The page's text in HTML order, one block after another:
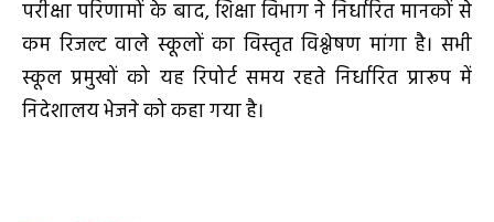
परीक्षा परिणामों के बाद, शिक्षा विभाग ने निर्धारित मानकों से
कम रिजल्ट वाले स्कूलों का विस्तृत विश्लेषण मांगा है। सभी
स्कूल प्रमुखों को यह रिपोर्ट समय रहते निर्धारित प्रारूप में
निदेशालय भेजने को कहा गया है।